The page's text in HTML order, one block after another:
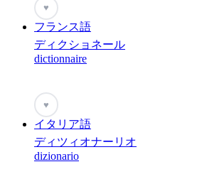
♥
フランス語
ディクショネール
dictionnaire
♥
イタリア語
ディツィオナーリオ
dizionario